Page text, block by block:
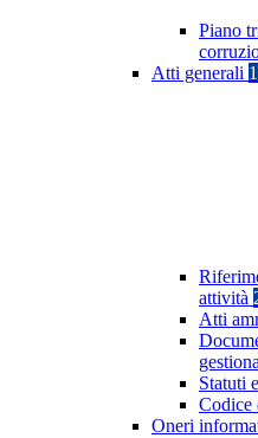
Piano
Atti generali
attività
Atti
Statuti
Codice
Oneri